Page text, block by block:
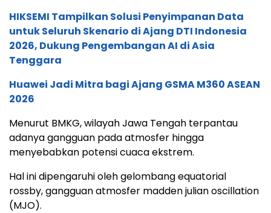
HIKSEMI Tampilkan Solusi Penyimpanan Data
untuk Seluruh Skenario di Ajang DTI Indonesia
2026, Dukung Pengembangan AI di Asia
Tenggara
Huawei Jadi Mitra bagi Ajang GSMA M360 ASEAN
2026
Menurut BMKG, wilayah Jawa Tengah terpantau
adanya gangguan pada atmosfer hingga
menyebabkan potensi cuaca ekstrem.
Hal ini dipengaruhi oleh gelombang equatorial
rossby, gangguan atmosfer madden julian oscillation
(MJO).